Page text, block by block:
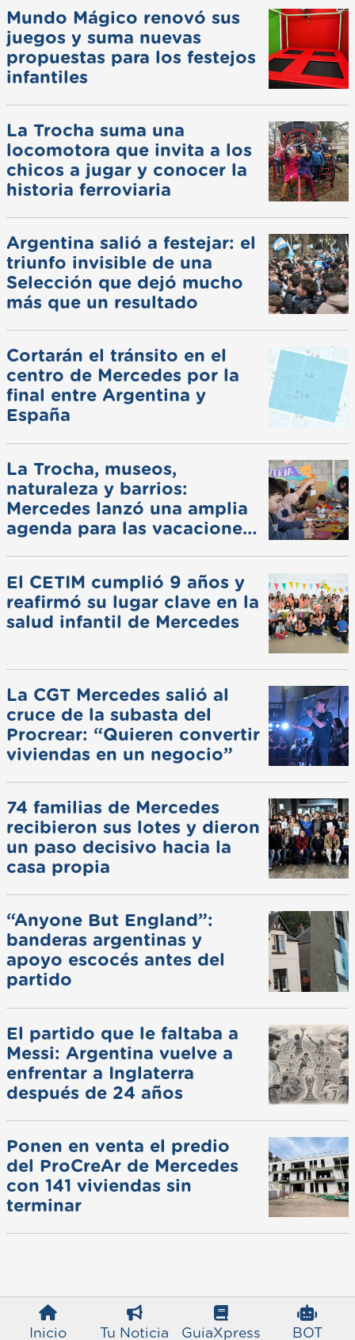
Inicio Tu Noticia GuiaXpress BOT
Mundo Mágico renovó sus
juegos y suma nuevas
propuestas para los festejos
infantiles
La Trocha suma una
locomotora que invita a los
chicos a jugar y conocer la
historia ferroviaria
Argentina salió a festejar: el
triunfo invisible de una
Selección que dejó mucho
más que un resultado
Cortarán el tránsito en el
centro de Mercedes por la
final entre Argentina y
España
La Trocha, museos,
naturaleza y barrios:
Mercedes lanzó una amplia
agenda para las vacaciones
El CETIM cumplió 9 años y
reafirmó su lugar clave en la
salud infantil de Mercedes
La CGT Mercedes salió al
cruce de la subasta del
Procrear: “Quieren convertir
viviendas en un negocio”
74 familias de Mercedes
recibieron sus lotes y dieron
un paso decisivo hacia la
casa propia
“Anyone But England”:
banderas argentinas y
apoyo escocés antes del
partido
El partido que le faltaba a
Messi: Argentina vuelve a
enfrentar a Inglaterra
después de 24 años
Ponen en venta el predio
del ProCreAr de Mercedes
con 141 viviendas sin
terminar